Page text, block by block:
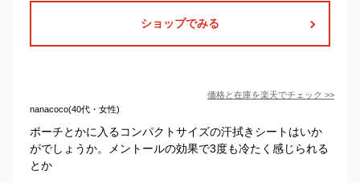
ショップでみる
価格と在庫を楽天でチェック >>
nanacoco(40代・女性)
ポーチとかに入るコンパクトサイズの汗拭きシートはいか
がでしょうか。メントールの効果で3度も冷たく感じられる
とか